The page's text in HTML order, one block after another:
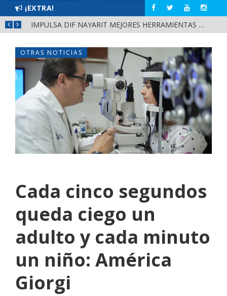
¡EXTRA!
IMPULSA DIF NAYARIT MEJORES HERRAMIENTAS DE APRENDIZAJE PARA ESCUELAS DE CUATRO MUNICIPIOS
OTRAS NOTICIAS
Cada cinco segundos
queda ciego un
adulto y cada minuto
un niño: América
Giorgi